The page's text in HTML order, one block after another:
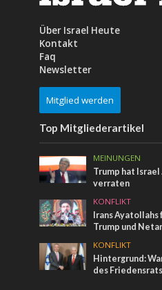
Über Israel Heute
Kontakt
Faq
Newsletter
Mitglied werden
Top Mitgliederartikel
MEINUNGEN
Trump hat
verraten
KONFLIKT
Irans
Trump und
KONFLIKT
Hintergrund:
des